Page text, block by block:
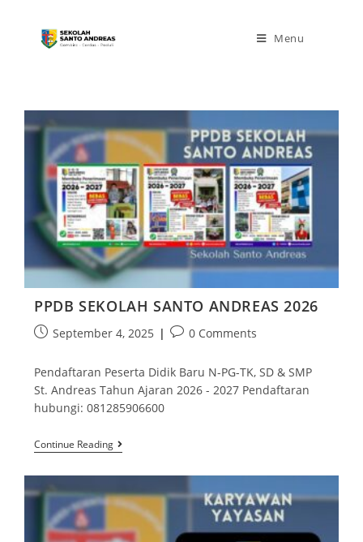
Menu
PPDB SEKOLAH SANTO ANDREAS 2026
September 4, 2025 0 Comments
Pendaftaran Peserta Didik Baru N-PG-TK, SD & SMP
St. Andreas Tahun Ajaran 2026 - 2027 Pendaftaran
hubungi: 081285906600
Continue Reading